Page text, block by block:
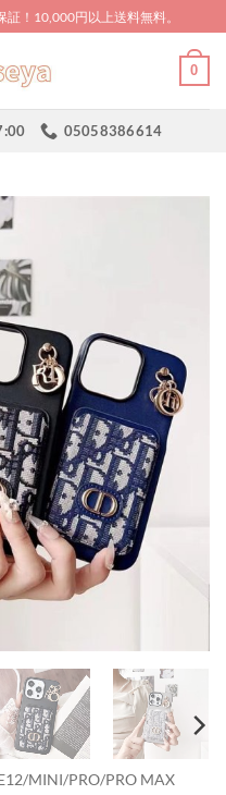
！10,000円以上送料無料。
0
05058386614
MINI/PRO/PRO MAX